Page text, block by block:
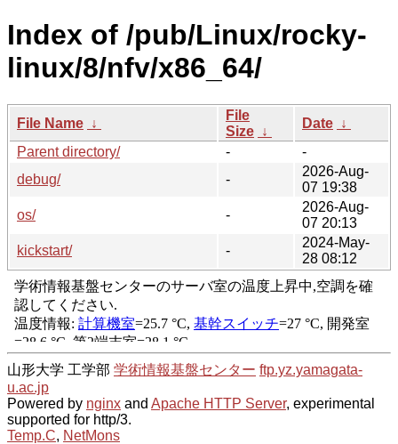
Index of /pub/Linux/rocky-
linux/8/nfv/x86_64/
File Name ↓
File
Size ↓
Date ↓
Parent directory/
-
-
debug/
-
2026-Aug-
07 19:38
os/
-
2026-Aug-
07 20:13
kickstart/
-
2024-May-
28 08:12
山形大学 工学部 学術情報基盤センター ftp.yz.yamagata-
u.ac.jp
Powered by nginx and Apache HTTP Server, experimental
supported for http/3.
Temp.C, NetMons